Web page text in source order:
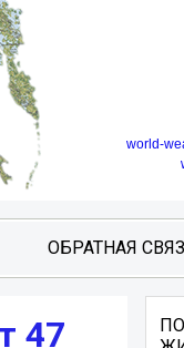
world-
ОБРАТНАЯ
47